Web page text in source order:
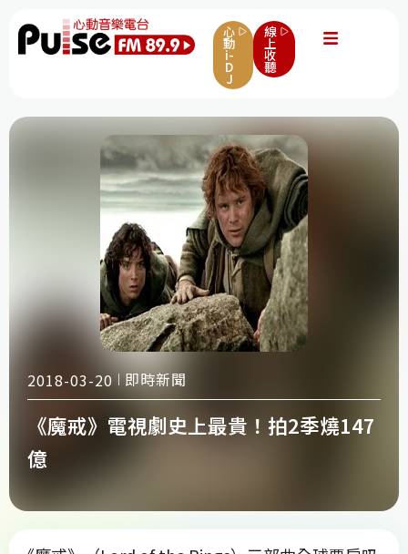
心
動
i-
D
J
線
上
收
聽
2018-03-20 即時新聞
《魔戒》電視劇史上最貴！拍2季燒147
億